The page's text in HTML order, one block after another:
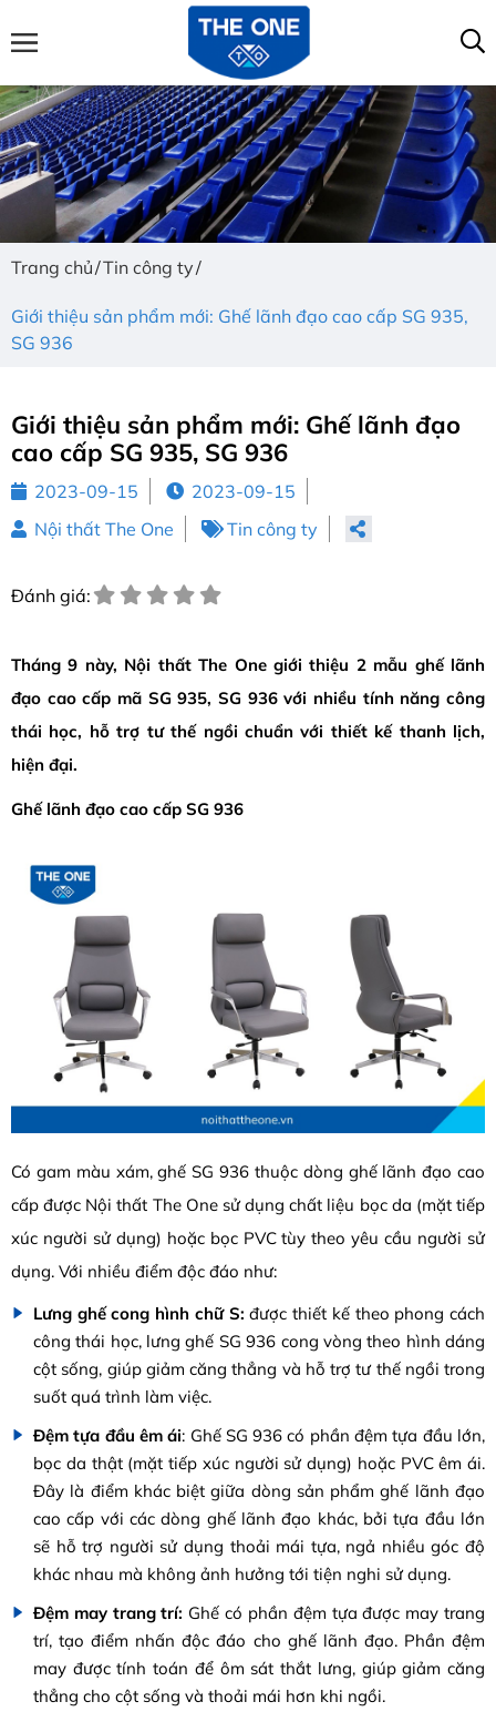
Trang chủ Tin công ty
Giới thiệu sản phẩm mới: Ghế lãnh đạo cao cấp SG 935,
SG 936
Giới thiệu sản phẩm mới: Ghế lãnh đạo
cao cấp SG 935, SG 936
2023-09-15
2023-09-15
Nội thất The One
Tin công ty
Đánh giá:
Tháng 9 này, Nội thất The One giới thiệu 2 mẫu ghế lãnh
đạo cao cấp mã SG 935, SG 936 với nhiều tính năng công
thái học, hỗ trợ tư thế ngồi chuẩn với thiết kế thanh lịch,
hiện đại.
Ghế lãnh đạo cao cấp SG 936
Có gam màu xám, ghế SG 936 thuộc dòng ghế lãnh đạo cao
cấp được Nội thất The One sử dụng chất liệu bọc da (mặt tiếp
xúc người sử dụng) hoặc bọc PVC tùy theo yêu cầu người sử
dụng. Với nhiều điểm độc đáo như:
Lưng ghế cong hình chữ S: được thiết kế theo phong cách
công thái học, lưng ghế SG 936 cong vòng theo hình dáng
cột sống, giúp giảm căng thẳng và hỗ trợ tư thế ngồi trong
suốt quá trình làm việc.
Đệm tựa đầu êm ái: Ghế SG 936 có phần đệm tựa đầu lớn,
bọc da thật (mặt tiếp xúc người sử dụng) hoặc PVC êm ái.
Đây là điểm khác biệt giữa dòng sản phẩm ghế lãnh đạo
cao cấp với các dòng ghế lãnh đạo khác, bởi tựa đầu lớn
sẽ hỗ trợ người sử dụng thoải mái tựa, ngả nhiều góc độ
khác nhau mà không ảnh hưởng tới tiện nghi sử dụng.
Đệm may trang trí: Ghế có phần đệm tựa được may trang
trí, tạo điểm nhấn độc đáo cho ghế lãnh đạo. Phần đệm
may được tính toán để ôm sát thắt lưng, giúp giảm căng
thẳng cho cột sống và thoải mái hơn khi ngồi.